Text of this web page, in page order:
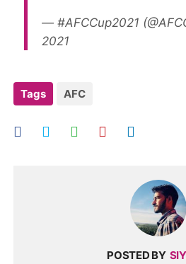
— #AFCCup2021
2021
Tags AFC
POSTED BY